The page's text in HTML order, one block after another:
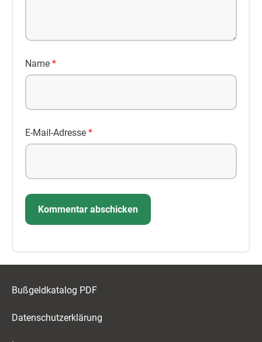
Name *
E-Mail-Adresse *
Bußgeldkatalog PDF
Datenschutzerklärung